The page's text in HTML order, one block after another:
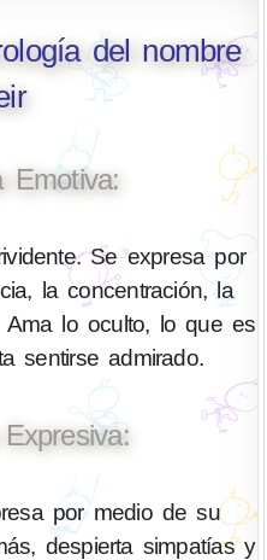
del nombre
Emotiva:
Se expresa por
la concentración, la
Ama lo oculto, lo que es
sentirse admirado.
por medio de su
despierta simpatías y